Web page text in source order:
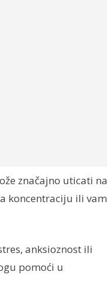
značajno uticati na
koncentraciju ili vam
anksioznost ili
pomoći u